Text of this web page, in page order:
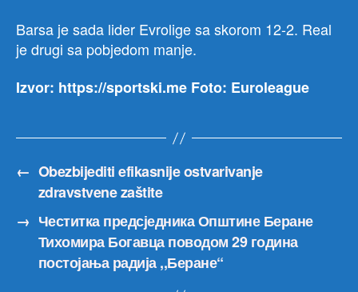
Barsa je sada lider Evrolige sa skorom 12-2. Real
je drugi sa pobjedom manje.
Izvor: https://sportski.me Foto: Euroleague
← Obezbijediti efikasnije ostvarivanje
zdravstvene zaštite
→ Честитка предсједника Општине Беране
Тихомира Богавца поводом 29 година
постојања радија ,,Беране“